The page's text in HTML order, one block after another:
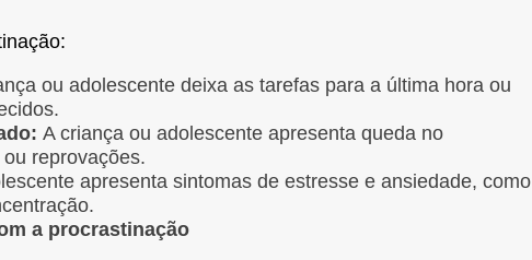
ou adolescente deixa as tarefas para a última hora ou
A criança ou adolescente apresenta queda no
reprovações.
apresenta sintomas de estresse e ansiedade, como
a procrastinação